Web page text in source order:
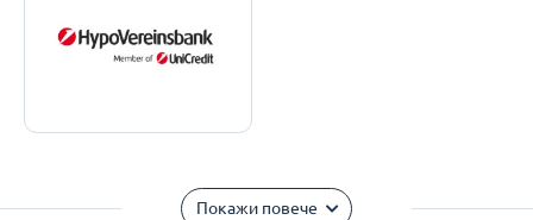
Покажи повече